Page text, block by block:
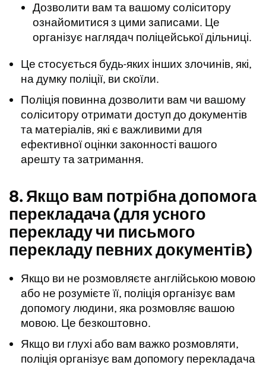
Дозволити вам та вашому соліситору
ознайомитися з цими записами. Це
організує наглядач поліцейської дільниці.
Це стосується будь-яких інших злочинів, які,
на думку поліції, ви скоїли.
Поліція повинна дозволити вам чи вашому
соліситору отримати доступ до документів
та матеріалів, які є важливими для
ефективної оцінки законності вашого
арешту та затримання.
8. Якщо вам потрібна допомога
перекладача (для усного
перекладу чи письмого
перекладу певних документів)
Якщо ви не розмовляєте англійською мовою
або не розумієте її, поліція організує вам
допомогу людини, яка розмовляє вашою
мовою. Це безкоштовно.
Якщо ви глухі або вам важко розмовляти,
поліція організує вам допомогу перекладача